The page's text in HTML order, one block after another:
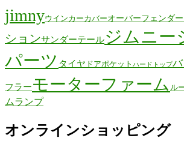
jimnyウインカーカバーオーバーフェンダー
ションサンダーテールジムニー
パーツ タイヤ ドアポケット ハードトップ
フラーモーターファーム ル
ムランプ
オンラインショッピング